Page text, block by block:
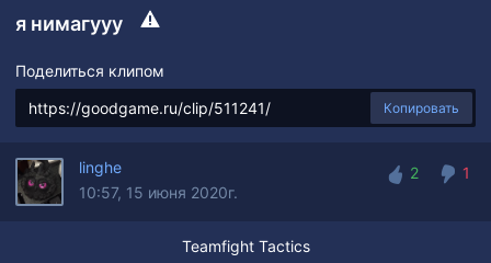
я нимагууу
Поделиться клипом
Копировать
linghe
10:57, 15 июня 2020г.
2
1
Teamfight Tactics